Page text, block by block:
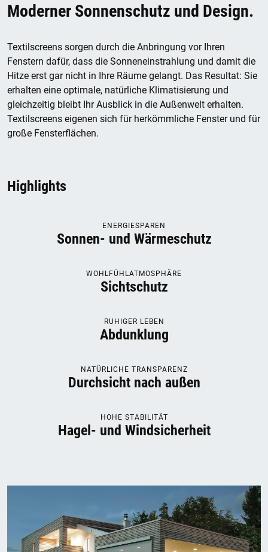
Moderner Sonnenschutz und Design.
Textilscreens sorgen durch die Anbringung vor Ihren
Fenstern dafür, dass die Sonneneinstrahlung und damit die
Hitze erst gar nicht in Ihre Räume gelangt. Das Resultat: Sie
erhalten eine optimale, natürliche Klimatisierung und
gleichzeitig bleibt Ihr Ausblick in die Außenwelt erhalten.
Textilscreens eigenen sich für herkömmliche Fenster und für
große Fensterflächen.
Highlights
ENERGIESPAREN
Sonnen- und Wärmeschutz
WOHLFÜHLATMOSPHÄRE
Sichtschutz
RUHIGER LEBEN
Abdunklung
NATÜRLICHE TRANSPARENZ
Durchsicht nach außen
HOHE STABILITÄT
Hagel- und Windsicherheit